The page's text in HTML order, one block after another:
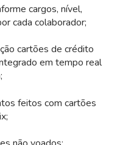
cargos, nível,
cada colaborador;
cartões de crédito
em tempo real
feitos com cartões